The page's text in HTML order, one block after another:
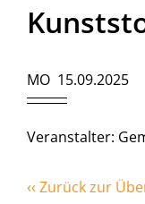
MO 15.09.2025
Veranstalter:
‹‹ Zurück zur